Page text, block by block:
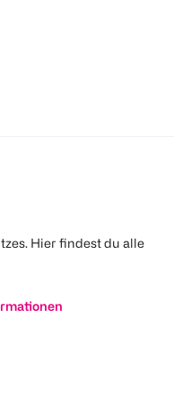
Hier findest du alle